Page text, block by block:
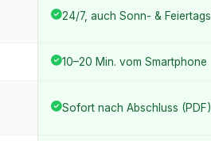
24/7, auch Sonn- & Feiertags
10–20 Min. vom Smartphone
Sofort nach Abschluss (PDF)